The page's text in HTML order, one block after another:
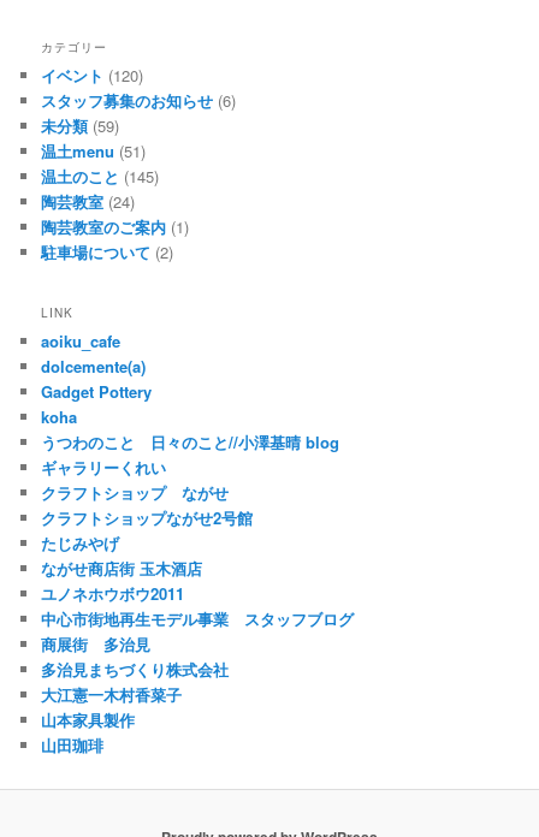
カテゴリー
イベント (120)
スタッフ募集のお知らせ (6)
未分類(59)
温土menu (51)
温土のこと (145)
陶芸教室 (24)
陶芸教室のご案内 (1)
駐車場について (2)
LINK
aoiku_cafe
dolcemente(a)
Gadget Pottery
koha
うつわのこと 日々のこと//小澤基晴 blog
ギャラリーくれい
クラフトショップ ながせ
クラフトショップながせ2号館
たじみやげ
ながせ商店街 玉木酒店
ユノネホウボウ2011
中心市街地再生モデル事業 スタッフブログ
商展街 多治見
多治見まちづくり株式会社
大江憲一木村香菜子
山本家具製作
山田珈琲